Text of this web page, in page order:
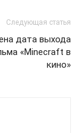
Следующая статья
дата выхода
«Minecraft в
кино»